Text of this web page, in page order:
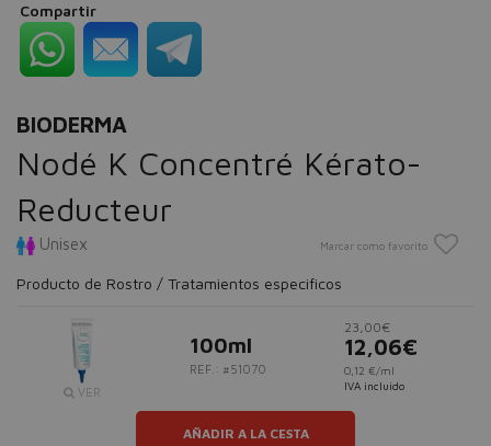
Compartir
BIODERMA
Nodé K Concentré Kérato-
Reducteur
Unisex Marcar como favorito
Producto de Rostro / Tratamientos especificos
VER
100ml
REF.: #51070
23,00€
12,06€
0,12 €/ml
IVA incluido
AÑADIR A LA CESTA